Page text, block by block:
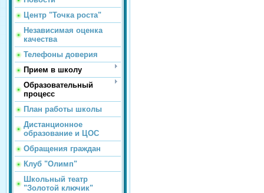
Центр "Точка роста"
Независимая оценка
качества
Телефоны доверия
Прием в школу
Образовательный
процесс
План работы школы
Дистанционное
образование и ЦОС
Обращения граждан
Клуб "Олимп"
Школьный театр
"Золотой ключик"